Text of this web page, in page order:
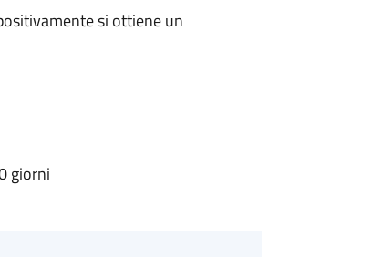
si ottiene un
giorni